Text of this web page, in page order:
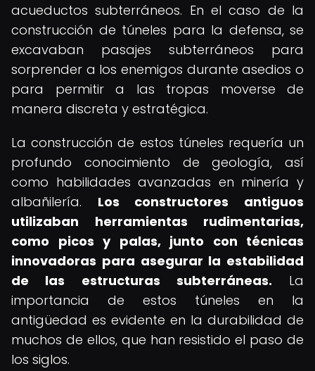
acueductos subterráneos. En el caso de la
construcción de túneles para la defensa, se
excavaban pasajes subterráneos para
sorprender a los enemigos durante asedios o
para permitir a las tropas moverse de
manera discreta y estratégica.
La construcción de estos túneles requería un
profundo conocimiento de geología, así
como habilidades avanzadas en minería y
albañilería. Los constructores antiguos
utilizaban herramientas rudimentarias,
como picos y palas, junto con técnicas
innovadoras para asegurar la estabilidad
de las estructuras subterráneas. La
importancia de estos túneles en la
antigüedad es evidente en la durabilidad de
muchos de ellos, que han resistido el paso de
los siglos.